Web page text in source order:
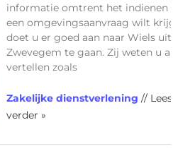
informatie omtrent het indienen van
een omgevingsaanvraag wilt krijgen,
doet u er goed aan naar Wiels uit
Zwevegem te gaan. Zij weten u alles
vertellen zoals
Zakelijke dienstverlening // Lees
verder »